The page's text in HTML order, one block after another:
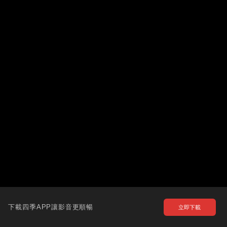
下載四季APP讓影音更順暢 立即下載